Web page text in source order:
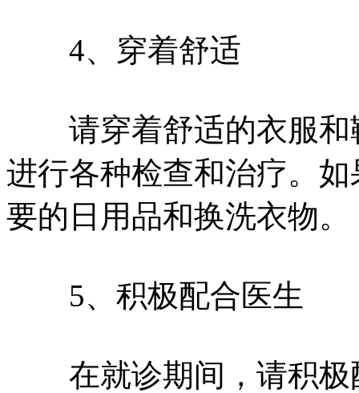
4、穿着舒适
请穿着舒适的衣服和
进行各种检查和治疗。
要的日用品和换洗衣物。
5、积极配合医生
在就诊期间，请积极